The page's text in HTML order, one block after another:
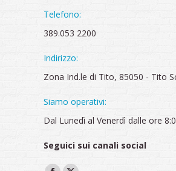
Telefono:
389.053 2200
Indirizzo:
Zona Ind.le di Tito, 85050 - Tito
Siamo operativi:
Dal Lunedì al Venerdì dalle ore
Seguici sui canali social